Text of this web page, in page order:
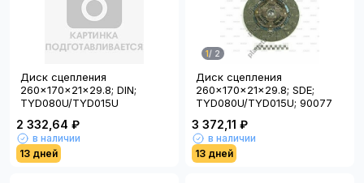
Диск сцепления
260x170x21x29.8; DIN;
TYD080U/TYD015U
2 332,64 ₽
в наличии
13 дней
1/ 2
Диск сцепления
260x170x21x29.8; SDE;
TYD080U/TYD015U; 90077
3 372,11 ₽
в наличии
13 дней